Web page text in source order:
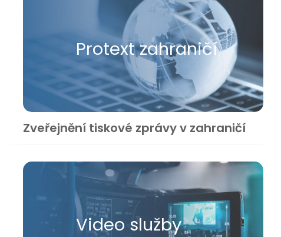
Protext zahraničí
Zveřejnění tiskové zprávy v zahraničí
Video služby